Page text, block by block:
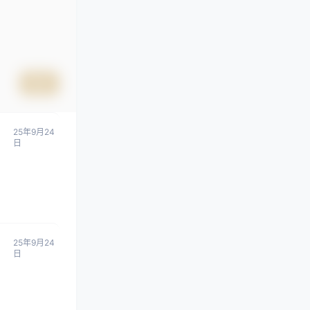
25年9月24
日
25年9月24
日